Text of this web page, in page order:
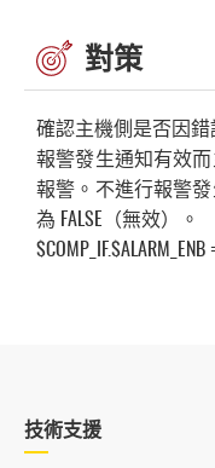
對策
確認主機側是否因錯
報警發生通知有效
報警。不進行報警
為 FALSE（無效）。
技術支援